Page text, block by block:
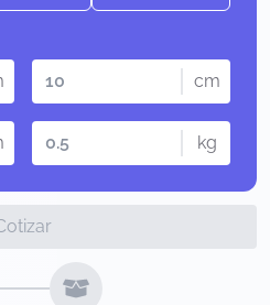
cm
kg